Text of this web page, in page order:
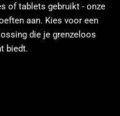
of tablets gebruikt - onze
aan. Kies voor een
die je grenzeloos
biedt.